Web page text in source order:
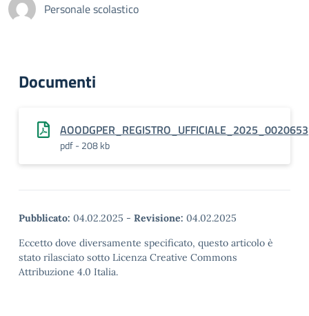
Personale scolastico
Documenti
AOODGPER_REGISTRO_UFFICIALE_2025_0020653
pdf - 208 kb
Pubblicato: 04.02.2025 - Revisione: 04.02.2025
Eccetto dove diversamente specificato, questo articolo è
stato rilasciato sotto Licenza Creative Commons
Attribuzione 4.0 Italia.